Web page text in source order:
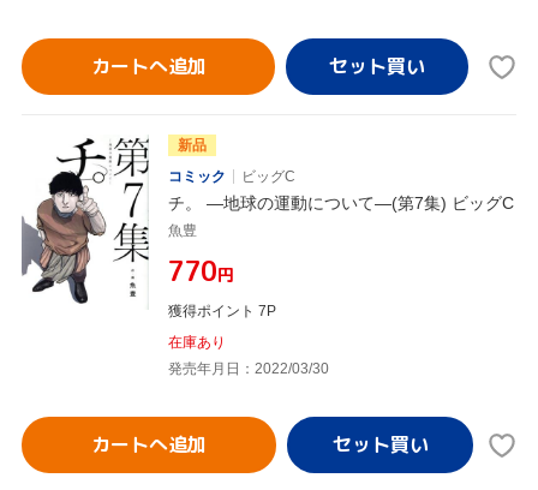
カートへ追加
新品
コミック
ビッグC
チ。 ―地球の運動について―(第7集) ビッグC
魚豊
¥770円
獲得ポイント 7P
在庫あり
発売年月日：2022/03/30
カートへ追加